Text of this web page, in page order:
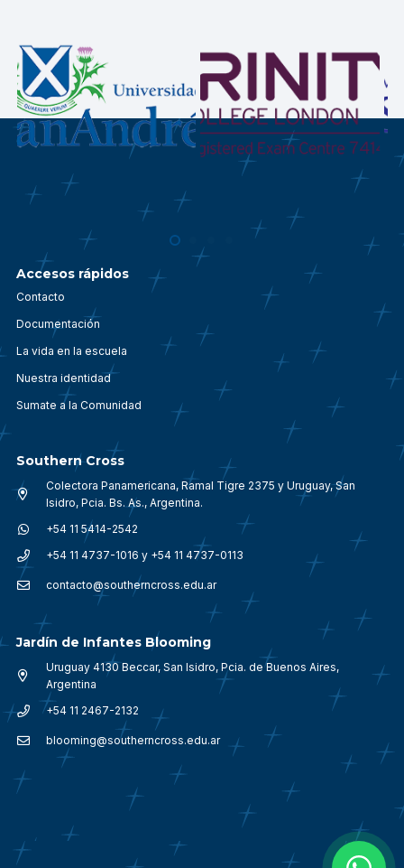
Accesos rápidos
Contacto
Documentación
La vida en la escuela
Nuestra identidad
Sumate a la Comunidad
Southern Cross
Colectora Panamericana, Ramal Tigre 2375 y Uruguay, San
Isidro, Pcia. Bs. As., Argentina.
+54 11 5414-2542
+54 11 4737-1016 y +54 11 4737-0113
contacto@southerncross.edu.ar
Jardín de Infantes Blooming
Uruguay 4130 Beccar, San Isidro, Pcia. de Buenos Aires,
Argentina
+54 11 2467-2132
blooming@southerncross.edu.ar